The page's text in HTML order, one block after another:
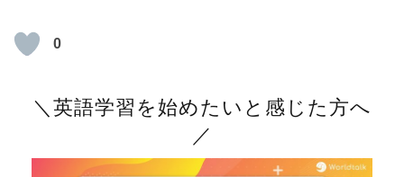
0
＼英語学習を始めたいと感じた方へ
／